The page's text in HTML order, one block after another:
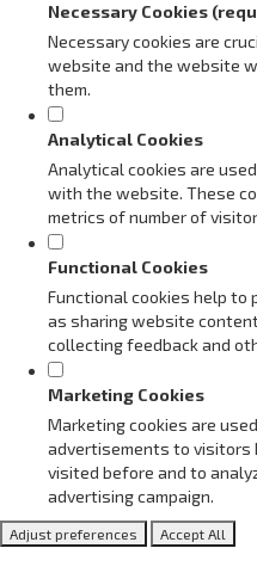
Necessary Cookies
Necessary cookies are
website and the website
them.
Analytical Cookies
Analytical cookies are
with the website. These
metrics of number of
Functional Cookies
Functional cookies help
as sharing website
collecting feedback and
Marketing Cookies
Marketing cookies are
advertisements to visitors
visited before and to
advertising campaign.
Adjust preferences Accept All